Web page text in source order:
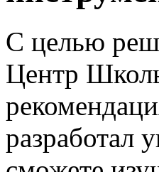
С целью
Центр
разработал